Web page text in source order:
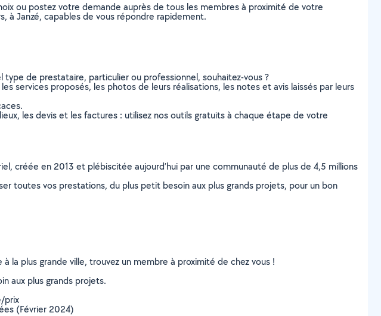
ou postez votre demande auprès de tous les membres à proximité de votre
à Janzé, capables de vous répondre rapidement.
de prestataire, particulier ou professionnel, souhaitez-vous ?
services proposés, les photos de leurs réalisations, les notes et avis laissés par leurs
les devis et les factures : utilisez nos outils gratuits à chaque étape de votre
créée en 2013 et plébiscitée aujourd’hui par une communauté de plus de 4,5 millions
toutes vos prestations, du plus petit besoin aux plus grands projets, pour un bon
la plus grande ville, trouvez un membre à proximité de chez vous !
aux plus grands projets.
prix
(Février 2024)